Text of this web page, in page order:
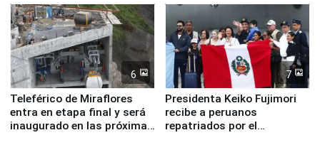
6
Teleférico de Miraflores
entra en etapa final y será
inaugurado en las próximas
7
Presidenta Keiko Fujimori
recibe a peruanos
repatriados por el